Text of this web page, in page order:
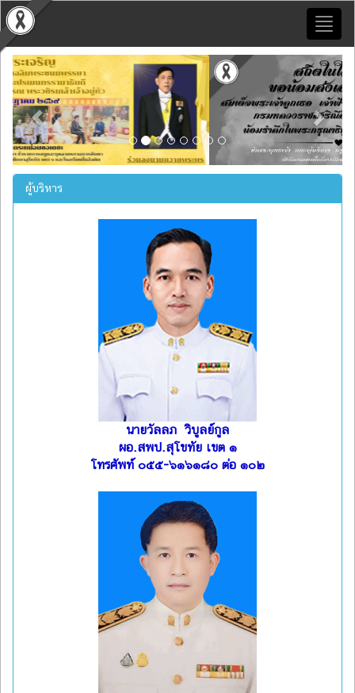
Previous Next
ผู้บริหาร
นายวัลลภ วิบูลย์กูล
ผอ.สพป.สุโขทัย เขต ๑
โทรศัพท์ ๐๕๕-๖๑๖๑๘๐ ต่อ ๑๐๒